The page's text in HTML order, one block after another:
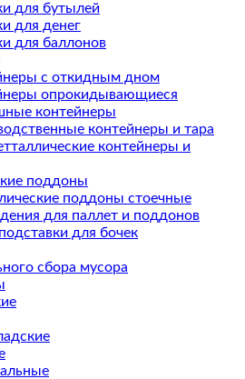
для бутылей
для денег
для баллонов
с откидным дном
опрокидывающиеся
контейнеры
контейнеры и тара
контейнеры и
поддоны
поддоны стоечные
для паллет и поддонов
для бочек
сбора мусора